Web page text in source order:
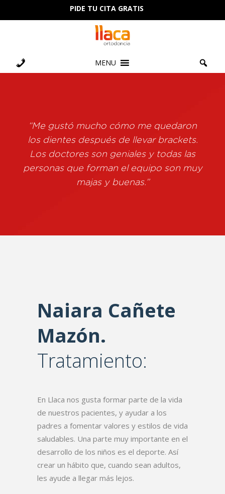
PIDE TU CITA GRATIS
MENU
“Me gustó mucho cómo me quedaron
los dientes después de llevar brackets.
Los doctores son geniales y todas las
personas que forman el equipo son muy
majas y buenas.”
Naiara Cañete
Mazón.
Tratamiento:
En Llaca nos gusta formar parte de la vida
de nuestros pacientes, y ayudar a los
padres a fomentar valores y estilos de vida
saludables. Una parte muy importante en el
desarrollo de los niños es el deporte. Así
crear un hábito que, cuando sean adultos,
les ayude a llegar más lejos.